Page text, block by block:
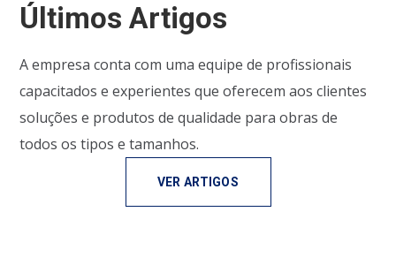
Últimos Artigos
A empresa conta com uma equipe de profissionais
capacitados e experientes que oferecem aos clientes
soluções e produtos de qualidade para obras de
todos os tipos e tamanhos.
VER ARTIGOS